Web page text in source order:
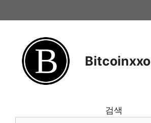
to
Bitcoinxxo
검색